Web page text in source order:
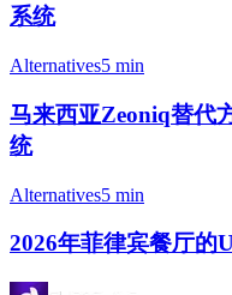
系统
Alternatives5 min
马来西亚Zeoniq替代
统
Alternatives5 min
2026年菲律宾餐厅的